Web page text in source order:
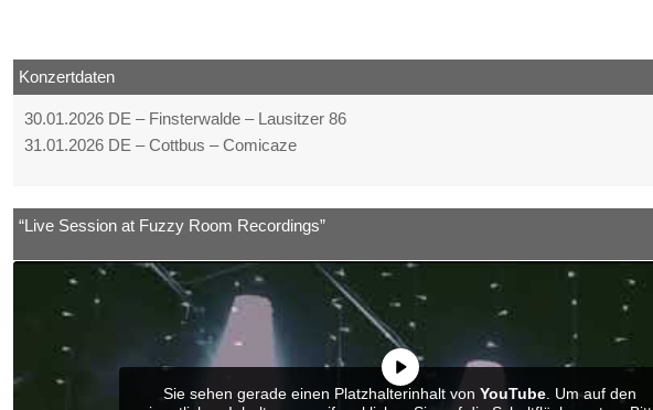
Konzertdaten
30.01.2026 DE – Finsterwalde – Lausitzer 86
31.01.2026 DE – Cottbus – Comicaze
“Live Session at Fuzzy Room Recordings”
Sie sehen gerade einen Platzhalterinhalt vonYouTube . Um auf den